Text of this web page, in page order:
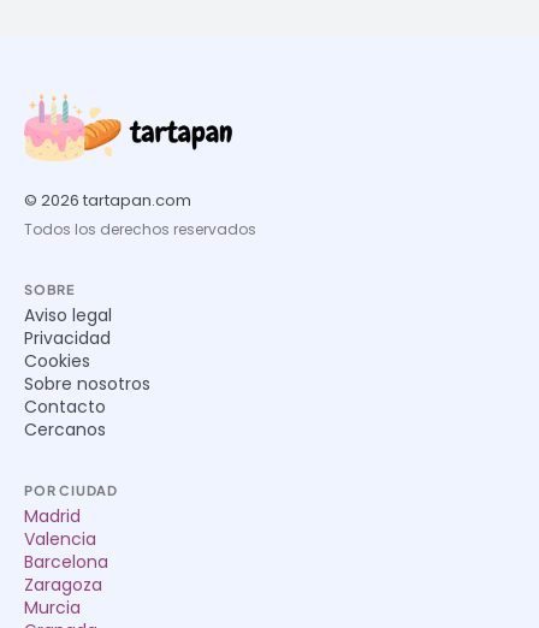
© 2026 tartapan.com
Todos los derechos reservados
SOBRE
Aviso legal
Privacidad
Cookies
Sobre nosotros
Contacto
Cercanos
POR CIUDAD
Madrid
Valencia
Barcelona
Zaragoza
Murcia